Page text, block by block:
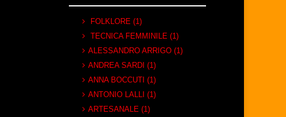
FOLKLORE (1)
TECNICA FEMMINILE (1)
ALESSANDRO ARRIGO (1)
ANDREA SARDI (1)
ANNA BOCCUTI (1)
ANTONIO LALLI (1)
ARTESANALE (1)